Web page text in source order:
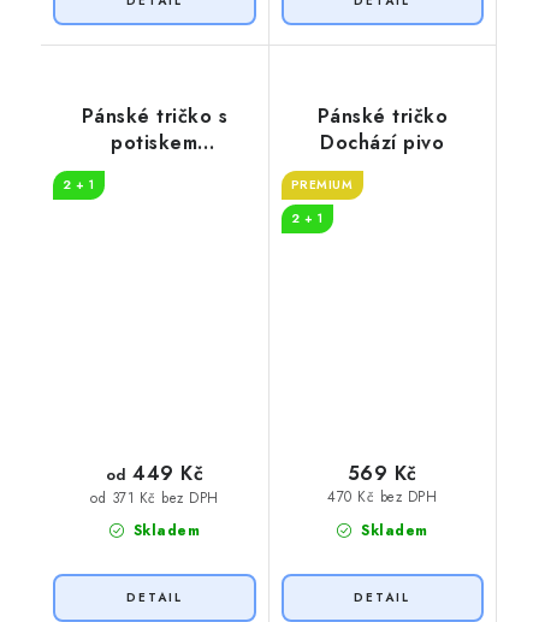
Pánské tričko s
potiskem
Superpower
2 + 1
Skladem
od 371 Kč bez DPH
od 449 Kč
Pánské tričko
Dochází pivo
PREMIUM
2 + 1
Skladem
470 Kč bez DPH
569 Kč